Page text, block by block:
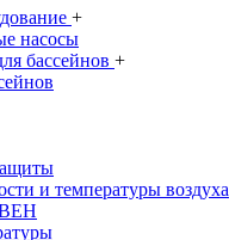
+
насосы
бассейнов +
и температуры воздуха